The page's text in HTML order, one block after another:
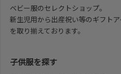
ベビー服のセレクトショップ。
新生児用から出産祝い等のギフト
を取り揃えております。
子供服を探す